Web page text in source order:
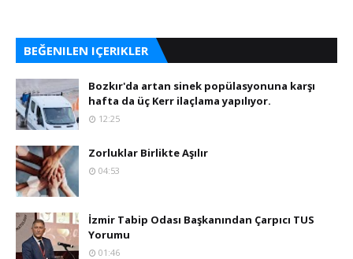
BEĞENILEN IÇERIKLER
Bozkır'da artan sinek popülasyonuna karşı
hafta da üç Kerr ilaçlama yapılıyor.
12:25
Zorluklar Birlikte Aşılır
04:53
İzmir Tabip Odası Başkanından Çarpıcı TUS
Yorumu
01:46